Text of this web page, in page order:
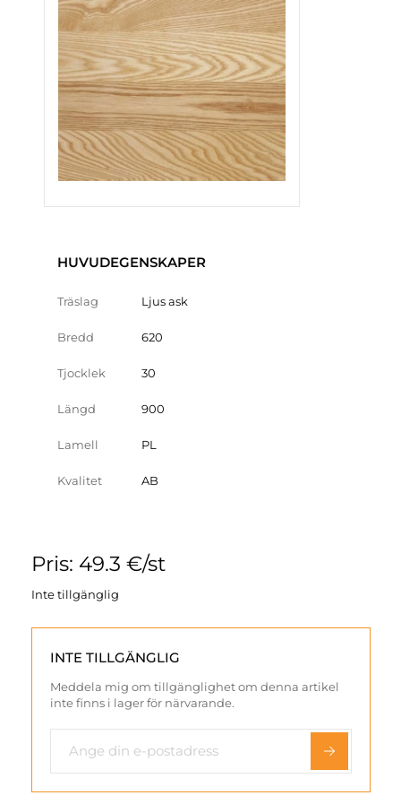
HUVUDEGENSKAPER
Träslag Ljus ask
Bredd 620
Tjocklek 30
Längd 900
Lamell PL
Kvalitet AB
Pris: 49.3 €/st
Inte tillgänglig
INTE TILLGÄNGLIG
Meddela mig om tillgänglighet om denna artikel
inte finns i lager för närvarande.